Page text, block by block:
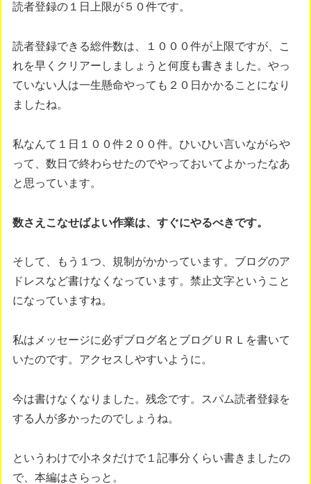
読者登録の１日上限が５０件です。
読者登録できる総件数は、１０００件が上限ですが、こ
れを早くクリアーしましょうと何度も書きました。やっ
ていない人は一生懸命やっても２０日かかることになり
ましたね。
私なんて１日１００件２００件。ひいひい言いながらや
って、数日で終わらせたのでやっておいてよかったなあ
と思っています。
数さえこなせばよい作業は、すぐにやるべきです。
そして、もう１つ、規制がかかっています。ブログのア
ドレスなど書けなくなっています。禁止文字ということ
になっていますね。
私はメッセージに必ずブログ名とブログＵＲＬを書いて
いたのです。アクセスしやすいように。
今は書けなくなりました。残念です。スパム読者登録を
する人が多かったのでしょうね。
というわけで小ネタだけで１記事分くらい書きましたの
で、本編はさらっと。